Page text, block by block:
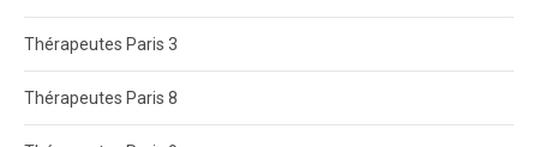
Thérapeutes Paris 3
Thérapeutes Paris 8